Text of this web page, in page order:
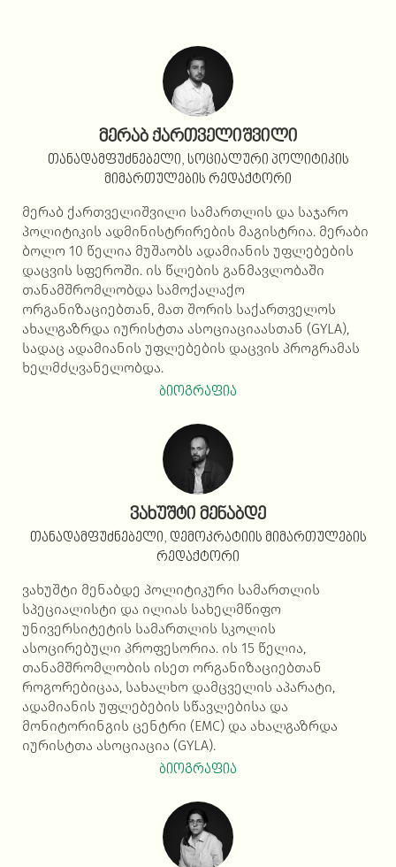
მერაბ ქართველიშვილი
თანადამფუძნებელი, სოციალური პოლიტიკის
მიმართულების რედაქტორი
მერაბ ქართველიშვილი სამართლის და საჯარო
პოლიტიკის ადმინისტრირების მაგისტრია. მერაბი
ბოლო 10 წელია მუშაობს ადამიანის უფლებების
დაცვის სფეროში. ის წლების განმავლობაში
თანამშრომლობდა სამოქალაქო
ორგანიზაციებთან, მათ შორის საქართველოს
ახალგაზრდა იურისტთა ასოციაციაასთან (GYLA),
სადაც ადამიანის უფლებების დაცვის პროგრამას
ხელმძღვანელობდა.
ბიოგრაფია
ვახუშტი მენაბდე
თანადამფუძნებელი, დემოკრატიის მიმართულების
რედაქტორი
ვახუშტი მენაბდე პოლიტიკური სამართლის
სპეციალისტი და ილიას სახელმწიფო
უნივერსიტეტის სამართლის სკოლის
ასოცირებული პროფესორია. ის 15 წელია,
თანამშრომლობის ისეთ ორგანიზაციებთან
როგორებიცაა, სახალხო დამცველის აპარატი,
ადამიანის უფლებების სწავლებისა და
მონიტორინგის ცენტრი (EMC) და ახალგაზრდა
იურისტთა ასოციაცია (GYLA).
ბიოგრაფია